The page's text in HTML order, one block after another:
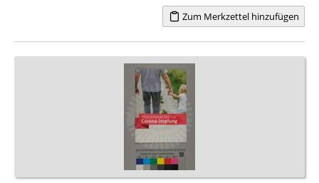
Zum Merkzettel hinzufügen